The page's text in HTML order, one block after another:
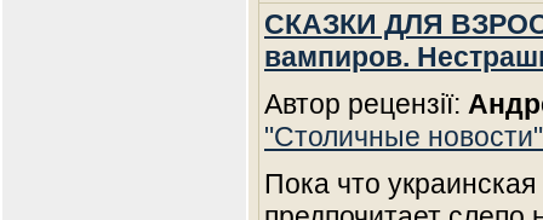
СКАЗКИ ДЛЯ
вампиров.
Автор рецензії:
"Столичные новости"
Пока что